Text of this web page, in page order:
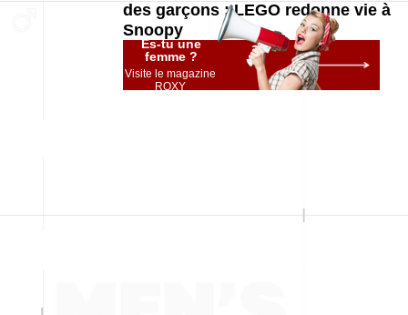
des garçons : LEGO redonne vie à
Snoopy
Es-tu une
femme ?
Visite le magazine
ROXY